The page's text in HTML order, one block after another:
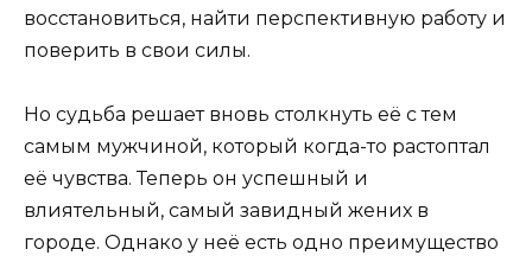
восстановиться, найти перспективную работу и
поверить в свои силы.
Но судьба решает вновь столкнуть её с тем
самым мужчиной, который когда-то растоптал
её чувства. Теперь он успешный и
влиятельный, самый завидный жених в
городе. Однако у неё есть одно преимущество